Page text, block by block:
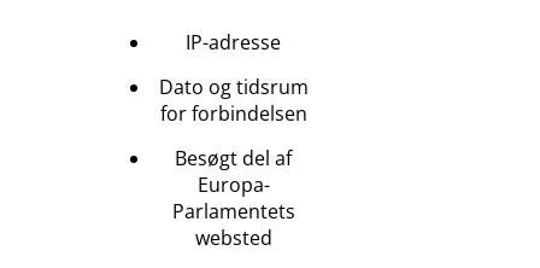
IP-adresse
Dato og tidsrum
for forbindelsen
Besøgt del af
Europa-
Parlamentets
websted